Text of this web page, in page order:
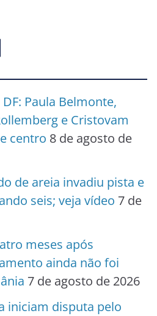
Paula Belmonte,
e Cristovam
centro 8 de agosto de
de areia invadiu pista e
seis; veja vídeo 7 de
meses após
ainda não foi
7 de agosto de 2026
iniciam disputa pelo